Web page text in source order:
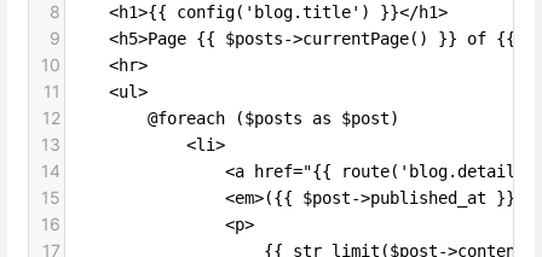
8
    <h1>{{ config('blog.title') }}</h1>
9
<h5>Page {{ $posts->currentPage() }} of {{
10
    <hr>
11
    <ul>
12
        @foreach ($posts as $post)
13
            <li>
14
<a href="{{
15
<em>({{ $post->published_at
16
                <p>
17
{{ str_limit($post->content)